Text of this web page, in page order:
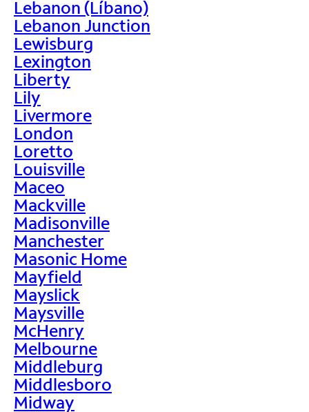
Lebanon (Líbano)
Lebanon Junction
Lewisburg
Lexington
Liberty
Lily
Livermore
London
Loretto
Louisville
Maceo
Mackville
Madisonville
Manchester
Masonic Home
Mayfield
Mayslick
Maysville
McHenry
Melbourne
Middleburg
Middlesboro
Midway